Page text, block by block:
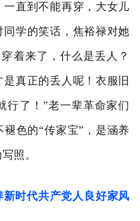
直到不能再穿，大女儿
学的笑话，焦裕禄对她
着来了，什么是丢人？
真正的丢人呢！衣服旧
行了！”老一辈革命家们
色的“传家宝”，是涵养
照。
新时代共产党人良好家风